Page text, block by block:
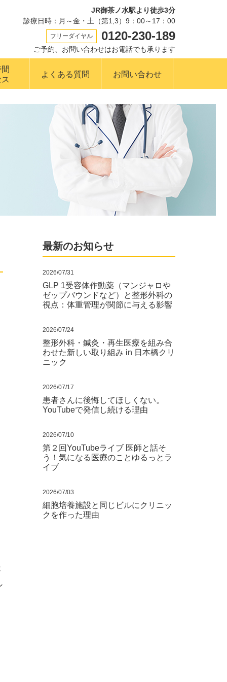
JR御茶ノ水駅より徒歩3分
診療日時：月～金・土（第1,3）9：00～17：00
フリーダイヤル 0120-230-189
ご予約、お問い合わせはお電話でも承ります
よくある質問 お問い合わせ
最新のお知らせ
2026/07/31
GLP 1受容体作動薬（マンジャロや
ゼップバウンドなど）と整形外科の
視点：体重管理が関節に与える影響
2026/07/24
整形外科・鍼灸・再生医療を組み合
わせた新しい取り組み in 日本橋クリ
ニック
2026/07/17
患者さんに後悔してほしくない。
YouTubeで発信し続ける理由
2026/07/10
第２回YouTubeライブ 医師と話そ
う！気になる医療のことゆるっとラ
イブ
2026/07/03
細胞培養施設と同じビルにクリニッ
クを作った理由